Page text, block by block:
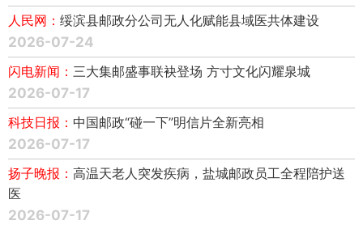
人民网： 绥滨县邮政分公司无人化赋能县域医共体建设
2026-07-24
闪电新闻： 三大集邮盛事联袂登场 方寸文化闪耀泉城
2026-07-17
科技日报： 中国邮政“碰一下”明信片全新亮相
2026-07-17
扬子晚报： 高温天老人突发疾病，盐城邮政员工全程陪护送
医
2026-07-17